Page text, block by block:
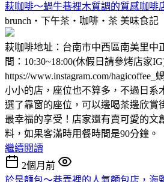
萩咖啡～蝸牛巷裡木質調的質感咖啡
brunch‧下午茶‧咖啡‧茶 美味食記
萩咖啡地址：台南市中西區南美里中
間：10:30~18:00(休假日請參烤店家
https://www.instagram.com/hagicoffee_
小小的店，座位也不算多，不過日系
選了靠窗的座位，可以邊喝茶邊欣賞
最幸福的享受！店家還有賣可愛的文
料，如果客滿時用餐時間是90分鐘。
繼續閱讀
2個月前
於是麵包～巷弄裡的人氣麵包店，海